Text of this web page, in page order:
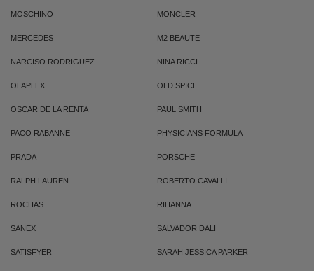
MOSCHINO MONCLER
MERCEDES M2 BEAUTE
NARCISO RODRIGUEZ NINA RICCI
OLAPLEX OLD SPICE
OSCAR DE LA RENTA PAUL SMITH
PACO RABANNE PHYSICIANS FORMULA
PRADA PORSCHE
RALPH LAUREN ROBERTO CAVALLI
ROCHAS RIHANNA
SANEX SALVADOR DALI
SATISFYER SARAH JESSICA PARKER